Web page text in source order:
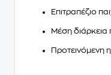
Επιτραπέζιο
Μέση διάρκεια
Προτεινόμενη